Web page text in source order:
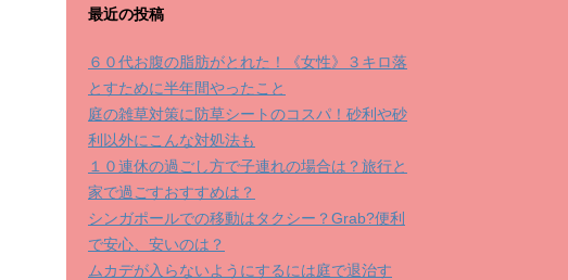
最近の投稿
６０代お腹の脂肪がとれた！《女性》３キロ落
とすために半年間やったこと
庭の雑草対策に防草シートのコスパ！砂利や砂
利以外にこんな対処法も
１０連休の過ごし方で子連れの場合は？旅行と
家で過ごすおすすめは？
シンガポールでの移動はタクシー？Grab?便利
で安心、安いのは？
ムカデが入らないようにするには庭で退治す